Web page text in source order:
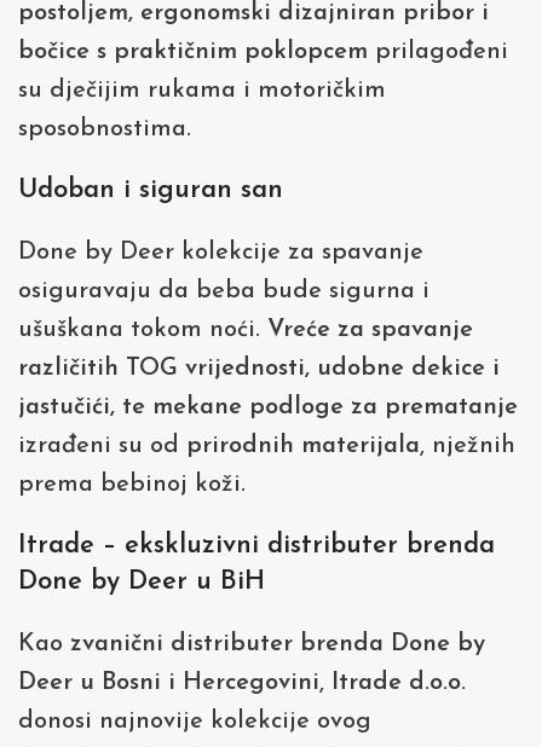
postoljem, ergonomski dizajniran pribor i
bočice s praktičnim poklopcem prilagođeni
su dječijim rukama i motoričkim
sposobnostima.
Udoban i siguran san
Done by Deer kolekcije za spavanje
osiguravaju da beba bude sigurna i
ušuškana tokom noći. Vreće za spavanje
različitih TOG vrijednosti, udobne dekice i
jastučići, te mekane podloge za prematanje
izrađeni su od prirodnih materijala, nježnih
prema bebinoj koži.
Itrade – ekskluzivni distributer brenda
Done by Deer u BiH
Kao zvanični distributer brenda Done by
Deer u Bosni i Hercegovini, Itrade d.o.o.
donosi najnovije kolekcije ovog